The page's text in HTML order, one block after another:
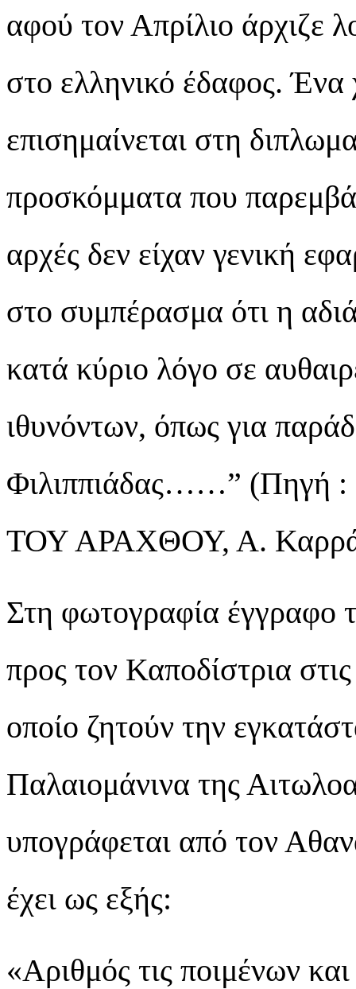
αφού τον Απρίλιο άρχιζε
στο ελληνικό έδαφος. Ένα
επισημαίνεται στη
προσκόμματα που
αρχές δεν είχαν γενική
στο συμπέρασμα ότι η
κατά κύριο λόγο σε
ιθυνόντων, όπως για
Φιλιππιάδας……”
ΤΟΥ ΑΡΑΧΘΟΥ, Α.
Στη φωτογραφία έγγραφο
προς τον Καποδίστρια
οποίο ζητούν την
Παλαιομάνινα της
υπογράφεται από τον
έχει ως εξής:
«Αριθμός τις ποιμένων